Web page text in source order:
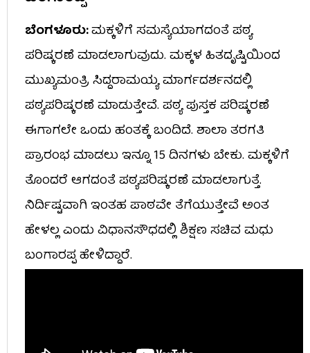
ಬೆಂಗಳೂರು:ಮಕ್ಕಳಿಗೆ ಸಮಸ್ಯೆಯಾಗದಂತೆ ಪಠ್ಯ
ಪರಿಷ್ಕರಣೆ ಮಾಡಲಾಗುವುದು. ಮಕ್ಕಳ ಹಿತದೃಷ್ಟಿಯಿಂದ
ಮುಖ್ಯಮಂತ್ರಿ ಸಿದ್ದರಾಮಯ್ಯ ಮಾರ್ಗದರ್ಶನದಲ್ಲಿ
ಪಠ್ಯಪರಿಷ್ಕರಣೆ ಮಾಡುತ್ತೇವೆ. ಪಠ್ಯ ಪುಸ್ತಕ ಪರಿಷ್ಕರಣೆ
ಈಗಾಗಲೇ ಒಂದು ಹಂತಕ್ಕೆ ಬಂದಿದೆ. ಶಾಲಾ ತರಗತಿ
ಪ್ರಾರಂಭ ಮಾಡಲು ಇನ್ನೂ 15 ದಿನಗಳು ಬೇಕು. ಮಕ್ಕಳಿಗೆ
ತೊಂದರೆ ಆಗದಂತೆ ಪಠ್ಯಪರಿಷ್ಕರಣೆ ಮಾಡಲಾಗುತ್ತೆ.
ನಿರ್ದಿಷ್ಟವಾಗಿ ಇಂತಹ ಪಾಠವೇ ತೆಗೆಯುತ್ತೇವೆ ಅಂತ
ಹೇಳಲ್ಲ ಎಂದು ವಿಧಾನಸೌಧದಲ್ಲಿ ಶಿಕ್ಷಣ ಸಚಿವ ಮಧು
ಬಂಗಾರಪ್ಪ ಹೇಳಿದ್ದಾರೆ.